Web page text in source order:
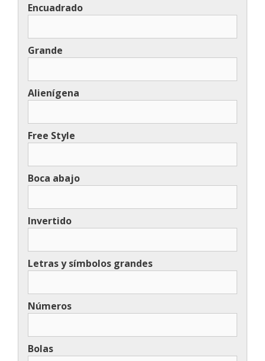
Encuadrado
Grande
Alienígena
Free Style
Boca abajo
Invertido
Letras y símbolos grandes
Números
Bolas